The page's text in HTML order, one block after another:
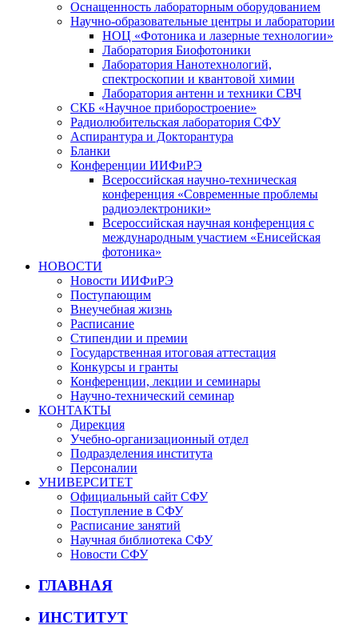
Оснащенность лабораторным оборудованием
Научно-образовательные центры и лаборатории
НОЦ «Фотоника и лазерные технологии»
Лаборатория Биофотоники
Лаборатория Нанотехнологий,
спектроскопии и квантовой химии
Лаборатория антенн и техники СВЧ
СКБ «Научное приборостроение»
Радиолюбительская лаборатория СФУ
Аспирантура и Докторантура
Бланки
Конференции ИИФиРЭ
Всероссийская научно-техническая
конференция «Современные проблемы
радиоэлектроники»
Всероссийская научная конференция с
международным участием «Енисейская
фотоника»
НОВОСТИ
Новости ИИФиРЭ
Поступающим
Внеучебная жизнь
Расписание
Стипендии и премии
Государственная итоговая аттестация
Конкурсы и гранты
Конференции, лекции и семинары
Научно-технический семинар
КОНТАКТЫ
Дирекция
Учебно-организационный отдел
Подразделения института
Персоналии
УНИВЕРСИТЕТ
Официальный сайт СФУ
Поступление в СФУ
Расписание занятий
Научная библиотека СФУ
Новости СФУ
ГЛАВНАЯ
ИНСТИТУТ